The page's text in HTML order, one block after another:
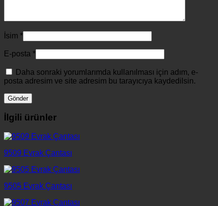
İsim *
E-posta *
Daha sonraki yorumlarımda kullanılması için adım, e-
posta adresim ve site adresim bu tarayıcıya kaydedilsin.
İlgili ürünler
9509 Evrak Çantası
9505 Evrak Çantası